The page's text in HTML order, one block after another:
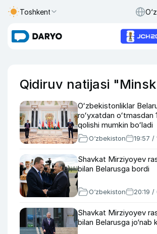
Toshkent
Qidiruv natijasi
Oʻzbekistonliklar
roʻyxatdan oʻtmasdan
qolishi mumkin boʻladi
O‘zbekiston 19:57 /
Shavkat Mirziyoyev
bilan Belarusga bordi
O‘zbekiston 20:19 /
Shavkat Mirziyoyev
bilan Belarusga jo‘nab